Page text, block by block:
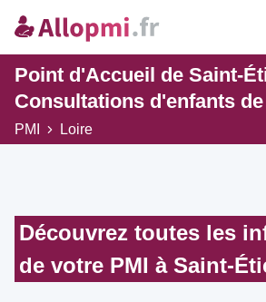
Point d'Accueil de Saint-
Consultations d'enfants
PMI Loire
Découvrez toutes les
de votre PMI à Saint-